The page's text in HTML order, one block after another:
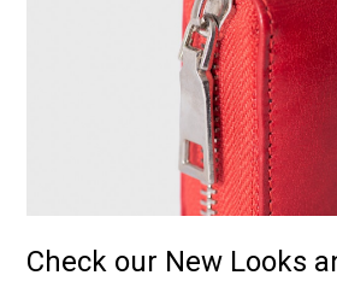
Check our New Looks